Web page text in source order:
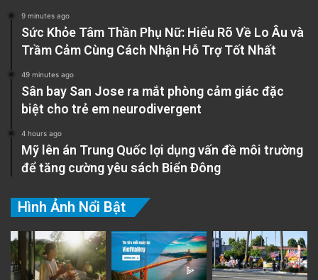
9 minutes ago
Sức Khỏe Tâm Thần Phụ Nữ: Hiểu Rõ Về Lo Âu và
Trầm Cảm Cùng Cách Nhận Hỗ Trợ Tốt Nhất
49 minutes ago
Sân bay San Jose ra mắt phòng cảm giác đặc
biệt cho trẻ em neurodivergent
4 hours ago
Mỹ lên án Trung Quốc lợi dụng vấn đề môi trường
để tăng cường yêu sách Biển Đông
Hình Ảnh Nổi Bật